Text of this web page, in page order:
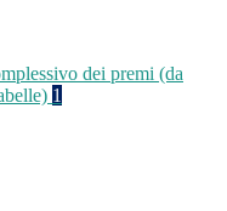
dei premi (da
1